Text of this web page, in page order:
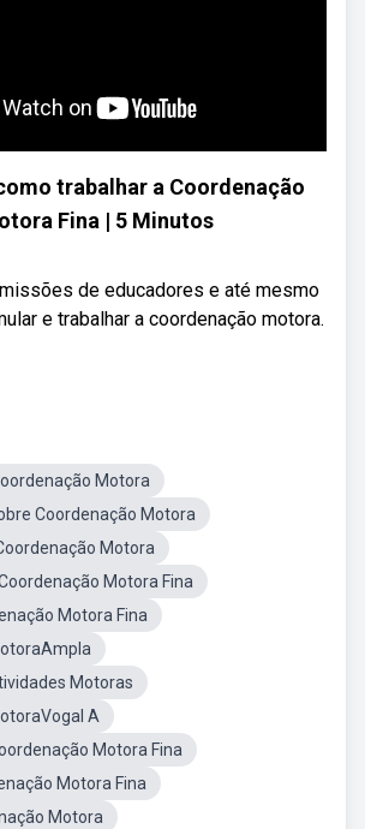
trabalhar a Coordenação
Fina | 5 Minutos
de educadores e até mesmo
e trabalhar a coordenação motora.
Motora
Coordenação Motora
Motora
Motora Fina
Motora Fina
Motoras
A
Motora Fina
Motora Fina
Motora